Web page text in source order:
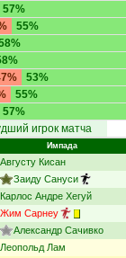
57%
55%
53%
55%
57%
игрок матча
Импада
Августу Кисан
Заиду Сануси
Карлос Андре Хегуй
Жим Сарнеу
Александр Сачивко
Леопольд Лам